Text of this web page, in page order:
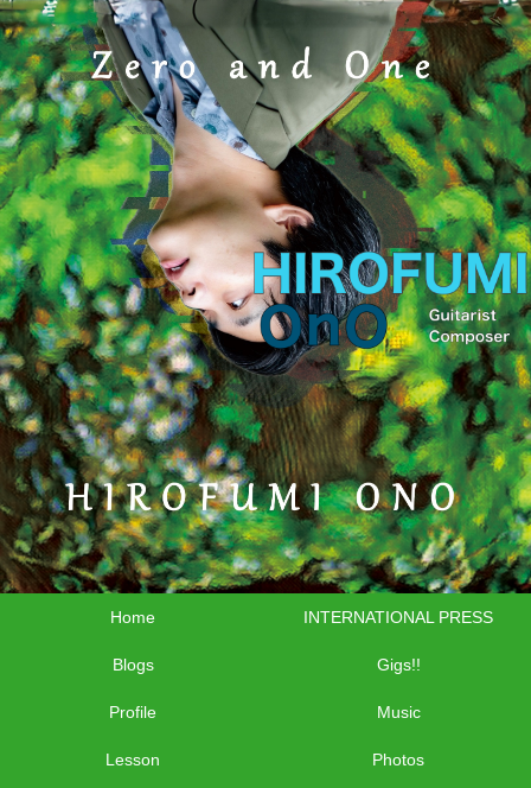
Home INTERNATIONAL PRESS
Blogs Gigs!!
Profile Music
Lesson Photos